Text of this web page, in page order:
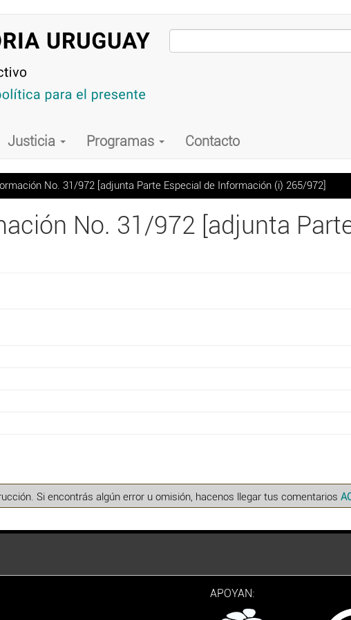
Justicia Programas Contacto
No. 31/972 [adjunta Parte Especial de Información (i) 265/972]
No. 31/972 [adjunta
Si encontrás algún error u omisión, hacenos llegar tus comentarios
APOYAN: